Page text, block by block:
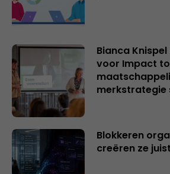
Bianca
voor Impact
merkstrategie
Blokkeren
creëren ze